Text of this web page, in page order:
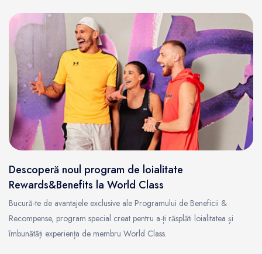
Descoperă noul program de loialitate
Rewards&Benefits la World Class
Bucură-te de avantajele exclusive ale Programului de Beneficii &
Recompense, program special creat pentru a-ți răsplăti loialitatea și
îmbunătăți experiența de membru World Class.